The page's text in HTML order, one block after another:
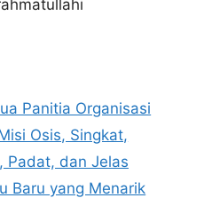
Panitia Organisasi
Osis, Singkat,
Padat, dan Jelas
Baru yang Menarik